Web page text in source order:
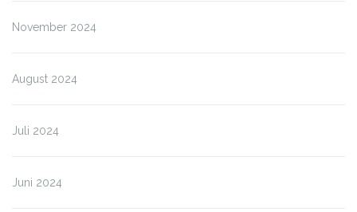
November 2024
August 2024
Juli 2024
Juni 2024